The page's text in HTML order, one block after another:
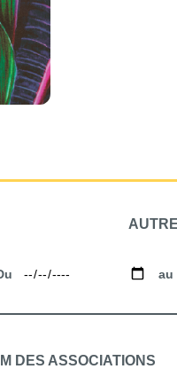
au
DES ASSOCIATIONS